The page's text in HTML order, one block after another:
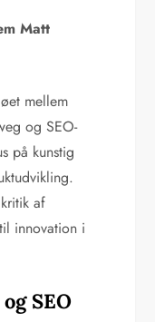
Matt
mellem
og SEO-
på kunstig
af
innovation i
SEO